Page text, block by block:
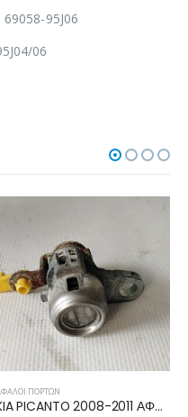
69058-95J06
06
ΑΦΑΛΟΊ ΠΟΡΤΏΝ